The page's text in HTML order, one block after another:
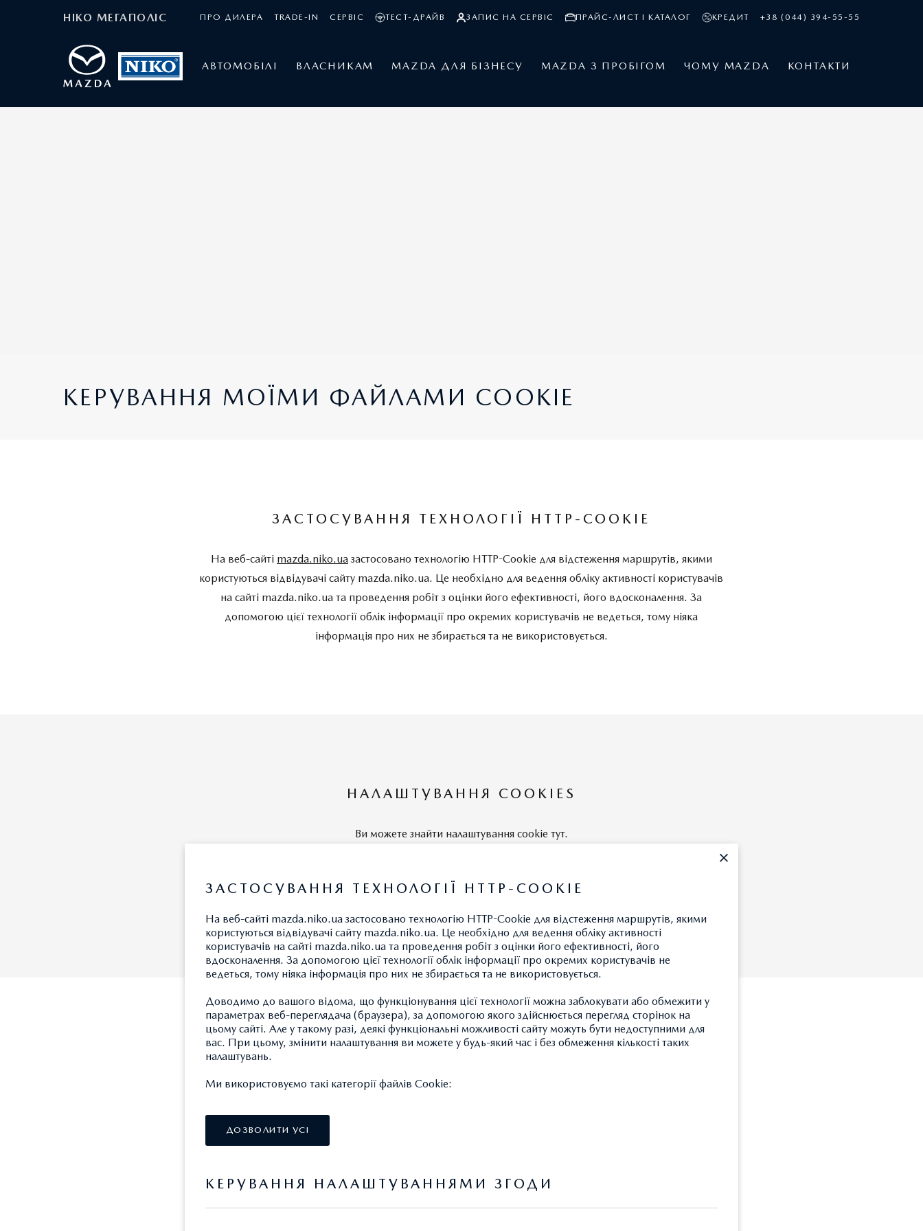
НІКО МЕГАПОЛІС ПРО ДИЛЕРА TRADE-IN СЕРВІС ТЕСТ-ДРАЙВ ЗАПИС НА СЕРВІС ПРАЙС-ЛИСТ І КАТАЛОГ КРЕДИТ +38 (044) 394-55-55
АВТОМОБІЛІ ВЛАСНИКАМ MAZDA ДЛЯ БІЗНЕСУ MAZDA З ПРОБІГОМ ЧОМУ MAZDA КОНТАКТИ
КЕРУВАННЯ МОЇМИ ФАЙЛАМИ COOKIE
ЗАСТОСУВАННЯ ТЕХНОЛОГІЇ HTTP-COOKIE
На веб-сайті mazda.niko.uaзастосовано технологію HTTP-Cookie для відстеження маршрутів, якими
користуються відвідувачі сайту mazda.niko.ua. Це необхідно для ведення обліку активності користувачів
на сайті mazda.niko.ua та проведення робіт з оцінки його ефективності, його вдосконалення. За
допомогою цієї технології облік інформації про окремих користувачів не ведеться, тому ніяка
інформація про них не збирається та не використовується.
НАЛАШТУВАННЯ COOKIES
Ви можете знайти налаштування cookie тут.
КЕРУВАТИ НАЛАШТУВАННЯМИ COOKIE
Ми використовуємо такі категорії файлів Cookie:
СУВОРО НЕОБХІДНІ COOKIE
ЗАВЖДИ АКТИВНІ
функції, такі як доступ до захищених областей веб-сайту.
ЗАСТОСУВАННЯ ТЕХНОЛОГІЇ HTTP-COOKIE
На веб-сайті mazda.niko.ua застосовано технологію HTTP-Cookie для відстеження маршрутів, якими
користуються відвідувачі сайту mazda.niko.ua. Це необхідно для ведення обліку активності
користувачів на сайті mazda.niko.ua та проведення робіт з оцінки його ефективності, його
вдосконалення. За допомогою цієї технології облік інформації про окремих користувачів не
ведеться, тому ніяка інформація про них не збирається та не використовується.
Доводимо до вашого відома, що функціонування цієї технології можна заблокувати або обмежити у
параметрах веб-переглядача (браузера), за допомогою якого здійснюється перегляд сторінок на
цьому сайті. Але у такому разі, деякі функціональні можливості сайту можуть бути недоступними для
вас. При цьому, змінити налаштування ви можете у будь-який час і без обмеження кількості таких
налаштувань.
Ми використовуємо такі категорії файлів Cookie:
ДОЗВОЛИТИ УСІ
КЕРУВАННЯ НАЛАШТУВАННЯМИ ЗГОДИ